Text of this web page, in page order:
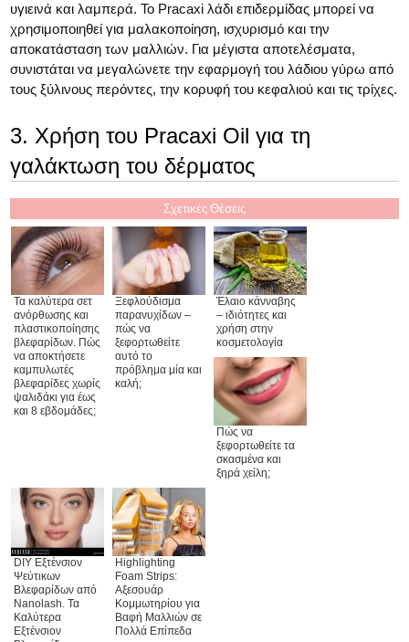
υγιεινά και λαμπερά. Το Pracaxi λάδι επιδερμίδας μπορεί να
χρησιμοποιηθεί για μαλακοποίηση, ισχυρισμό και την
αποκατάσταση των μαλλιών. Για μέγιστα αποτελέσματα,
συνιστάται να μεγαλώνετε την εφαρμογή του λάδιου γύρω από
τους ξύλινους περόντες, την κορυφή του κεφαλιού και τις τρίχες.
3. Χρήση του Pracaxi Oil για τη
γαλάκτωση του δέρματος
Σχετικές Θέσεις
Τα καλύτερα σετ
ανόρθωσης και
πλαστικοποίησης
βλεφαρίδων. Πώς
να αποκτήσετε
καμπυλωτές
βλεφαρίδες χωρίς
ψαλιδάκι για έως
και 8 εβδομάδες;
Ξεφλούδισμα
παρανυχίδων –
πώς να
ξεφορτωθείτε
αυτό το
πρόβλημα μία και
καλή;
Έλαιο κάνναβης
– ιδιότητες και
χρήση στην
κοσμετολογία
Πώς να
ξεφορτωθείτε τα
σκασμένα και
ξηρά χείλη;
DIY Εξτένσιον
Ψεύτικων
Βλεφαρίδων από
Nanolash. Τα
Καλύτερα
Εξτένσιον
Highlighting
Foam Strips:
Αξεσουάρ
Κομμωτηρίου για
Βαφή Μαλλιών σε
Πολλά Επίπεδα